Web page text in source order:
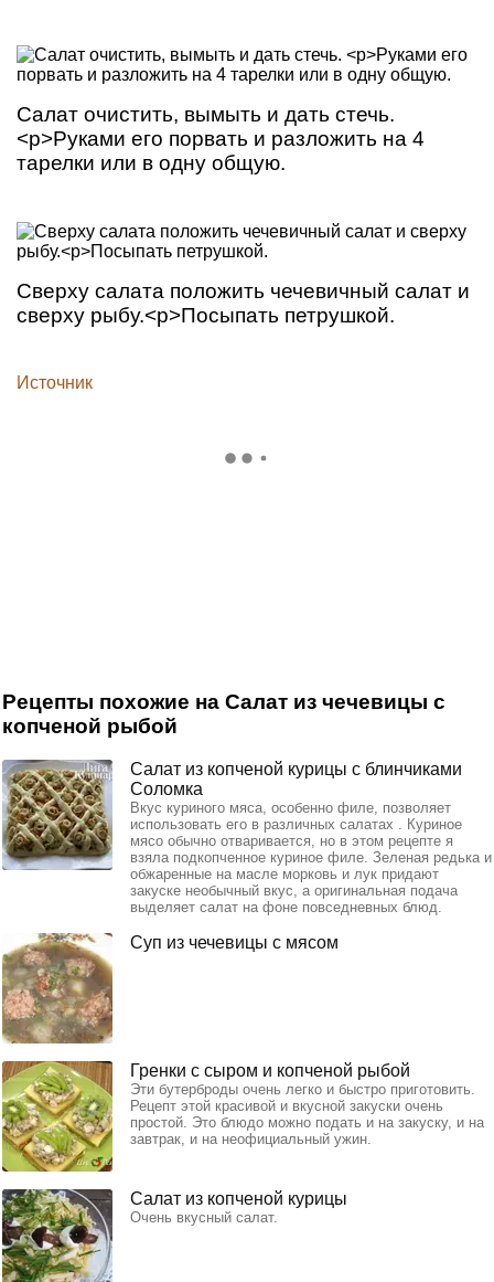
Салат очистить, вымыть и дать стечь.
<p>Руками его порвать и разложить на 4
тарелки или в одну общую.
Сверху салата положить чечевичный салат и
сверху рыбу.<p>Посыпать петрушкой.
Источник
Рецепты похожие на Салат из чечевицы с
копченой рыбой
Салат из копченой курицы с блинчиками
Соломка
Вкус куриного мяса, особенно филе, позволяет
использовать его в различных салатах . Куриное
мясо обычно отваривается, но в этом рецепте я
взяла подкопченное куриное филе. Зеленая редька и
обжаренные на масле морковь и лук придают
закуске необычный вкус, а оригинальная подача
выделяет салат на фоне повседневных блюд.
Cуп из чечевицы с мясом
Гренки с сыром и копченой рыбой
Эти бутерброды очень легко и быстро приготовить.
Рецепт этой красивой и вкусной закуски очень
простой. Это блюдо можно подать и на закуску, и на
завтрак, и на неофициальный ужин.
Салат из копченой курицы
Очень вкусный салат.